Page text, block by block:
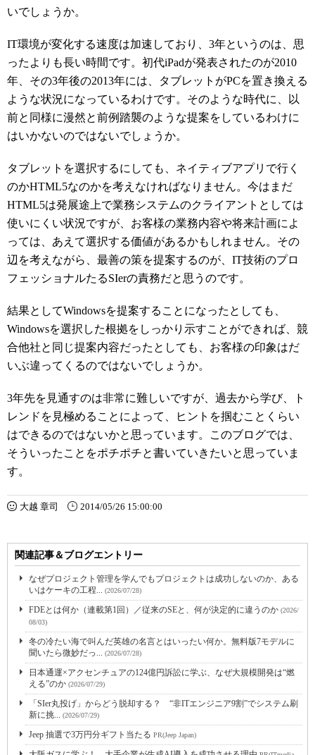
いでしょうか。
IT環境が変化する速度は加速しており、3年というのは、思
ったよりも長い時間です。初代iPadが発表されたのが2010
年、その3年後の2013年には、タブレットがPCを置き換える
ような状況になっているわけです。そのような時代に、以
前と同様に漫然と前例踏襲のような提案をしているわけに
はいかないのではないでしょうか。
タブレットを選択するにしても、ネイティブアプリで行く
のかHTML5なのかを考えなければなりません。今はまだ
HTML5は発展途上で業務システムのクライアントとしては
使いにくい状況ですが、お客様の業務内容や将来計画によ
っては、あえて選択する価値があるかもしれません。その
辺を考えながら、最善の策を提案するのが、IT技術のプロ
フェッショナルたるSIerの責務だと思うのです。
結果としてWindowsを提案することになったとしても、
Windowsを選択した根拠をしっかり示すことができれば、競
合他社と同じ提案内容だったとしても、お客様の印象はだ
いぶ違ってくるのではないでしょうか。
3年先を見通すのは非常に難しいですが、過去から学び、ト
レンドを見極めることによって、ヒントを掴むことくらい
はできるのではないかと思っています。このブログでは、
そういったことをポチポチと書いていきたいと思っていま
す。
大越 章司 2014/05/26 15:00:00
関連記事＆ブログエントリー
なぜプロジェクト管理を学んでもプロジェクトは成功しないのか、ある
いはケーキの工程... (2026/07/28)
FDEとは何か（連載第1回）／従来のSEと、何が決定的に違うのか (2026/
08/03)
冬の冷たい海で叫んだ英雄の名言とはいったい何か。無料版7モデルに
聞いたら微妙だっ... (2026/07/28)
日本通運×アクセンチュアの124億円訴訟に学ぶ、なぜ大規模開発は“燃
える”のか (2026/07/29)
「SIer丸投げ」からどう脱却する？ “非ITエンジニア9割”でシステム刷
新に挑... (2026/07/29)
Jeep 抽選で3万円分ギフト当たる PR(Jeep Japan)